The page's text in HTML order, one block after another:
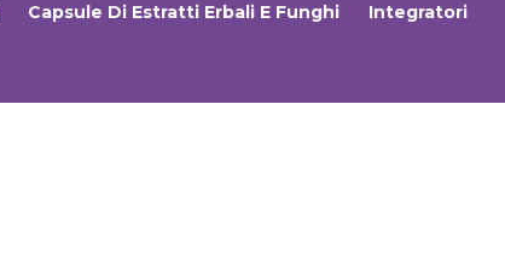
Capsule Di Estratti Erbali E Funghi Integratori